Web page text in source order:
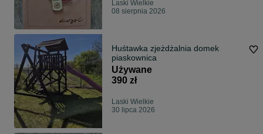
Laski Wielkie
08 sierpnia 2026
Huśtawka zjeżdżalnia domek
piaskownica
Używane
390 zł
Laski Wielkie
30 lipca 2026